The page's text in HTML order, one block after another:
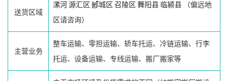
送货区域
漯河源汇区 郾城区 召陵区 舞阳县 临颍县 （偏远地
区请咨询）
主营业务
整车运输、零担运输、轿车托运、冷链运输、行李
托运、设备运输、专线运输、搬厂搬家等